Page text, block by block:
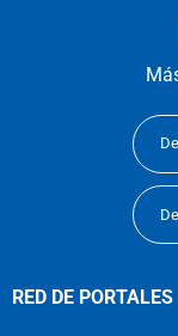
RED DE PORTALES